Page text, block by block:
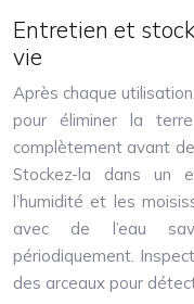
Entretien et
vie
Après chaque
pour éliminer la
complètement avant
Stockez-la dans un
l’humidité et les
avec de l’eau
périodiquement.
des arceaux pour